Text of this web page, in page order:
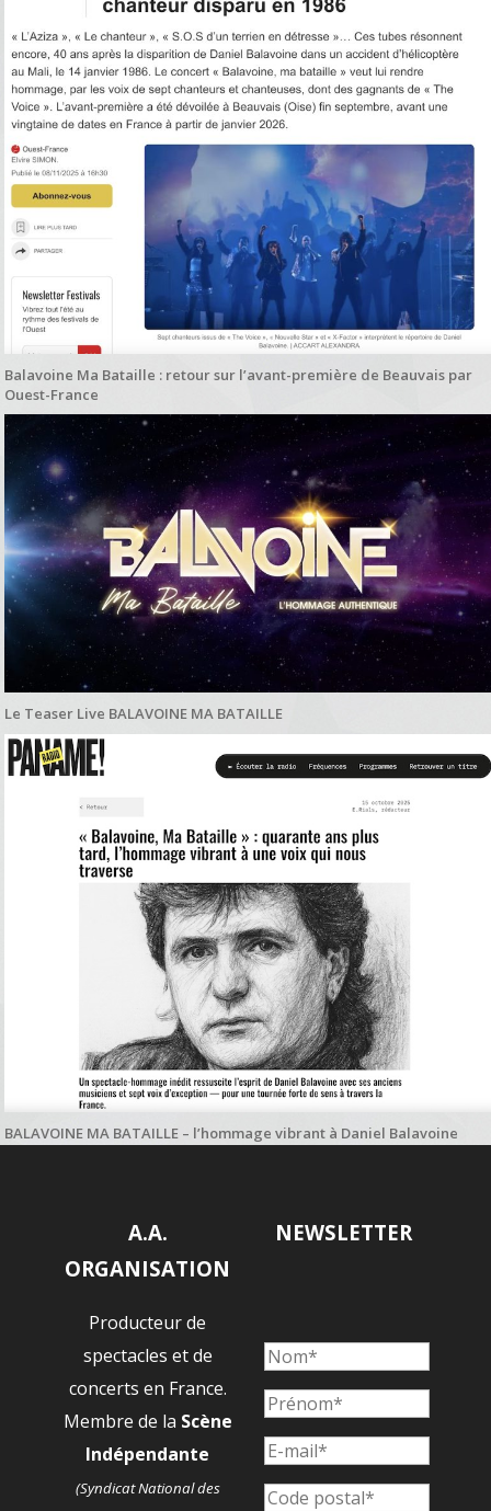
Balavoine Ma Bataille : retour sur l’avant-première de Beauvais par
Ouest-France
Le Teaser Live BALAVOINE MA BATAILLE
BALAVOINE MA BATAILLE – l’hommage vibrant à Daniel Balavoine
A.A.
ORGANISATION
Producteur de
spectacles et de
concerts en France.
Membre de la Scène
Indépendante
(Syndicat National des
NEWSLETTER